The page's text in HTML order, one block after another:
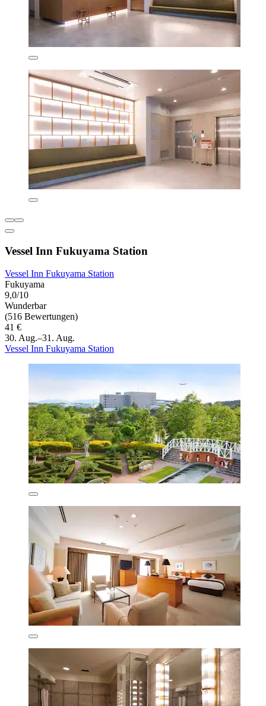
Vessel Inn Fukuyama Station
Vessel Inn Fukuyama Station
Fukuyama
9,0/10
Wunderbar
(516 Bewertungen)
41 €
30. Aug.–31. Aug.
Vessel Inn Fukuyama Station